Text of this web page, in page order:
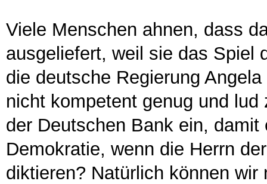
Viele Menschen ahnen, dass
ausgeliefert, weil sie das Spiel
die deutsche Regierung
nicht kompetent genug und
der Deutschen Bank ein,
Demokratie, wenn die Herrn
diktieren? Natürlich können